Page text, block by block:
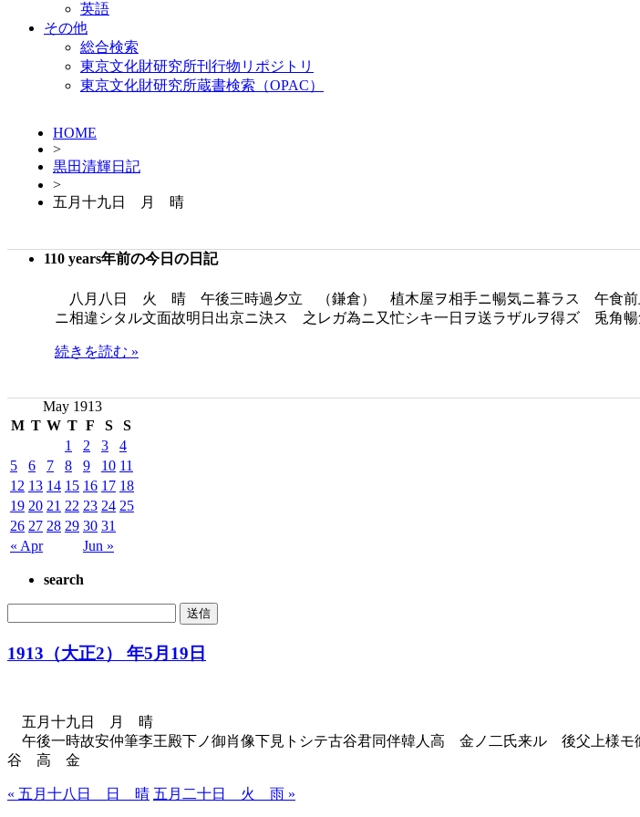
英語
その他
総合検索
東京文化財研究所刊行物リポジトリ
東京文化財研究所蔵書検索（OPAC）
HOME
>
黒田清輝日記
>
五月十九日 月 晴
110 years年前の今日の日記
八月八日 火 晴 午後三時過夕立 （鎌倉） 植木屋ヲ相手ニ暢気ニ暮ラス 午食前
ニ相違シタル文面故明日出京ニ決ス 之レガ為ニ又忙シキ一日ヲ送ラザルヲ得ズ 兎角暢
続きを読む »
May 1913
M T W T F S S
« Apr Jun »
1 2 3
4
5
6 7 8 9 10 11
12 13 14 15 16 17 18
19 20 21 22 23 24 25
26 27 28 29 30 31
search
1913（大正2） 年5月19日
五月十九日 月 晴
午後一時故安仲筆李王殿下ノ御肖像下見トシテ古谷君同伴韓人高 金ノ二氏来ル 後父上
谷 高 金
« 五月十八日 日 晴 五月二十日 火 雨 »